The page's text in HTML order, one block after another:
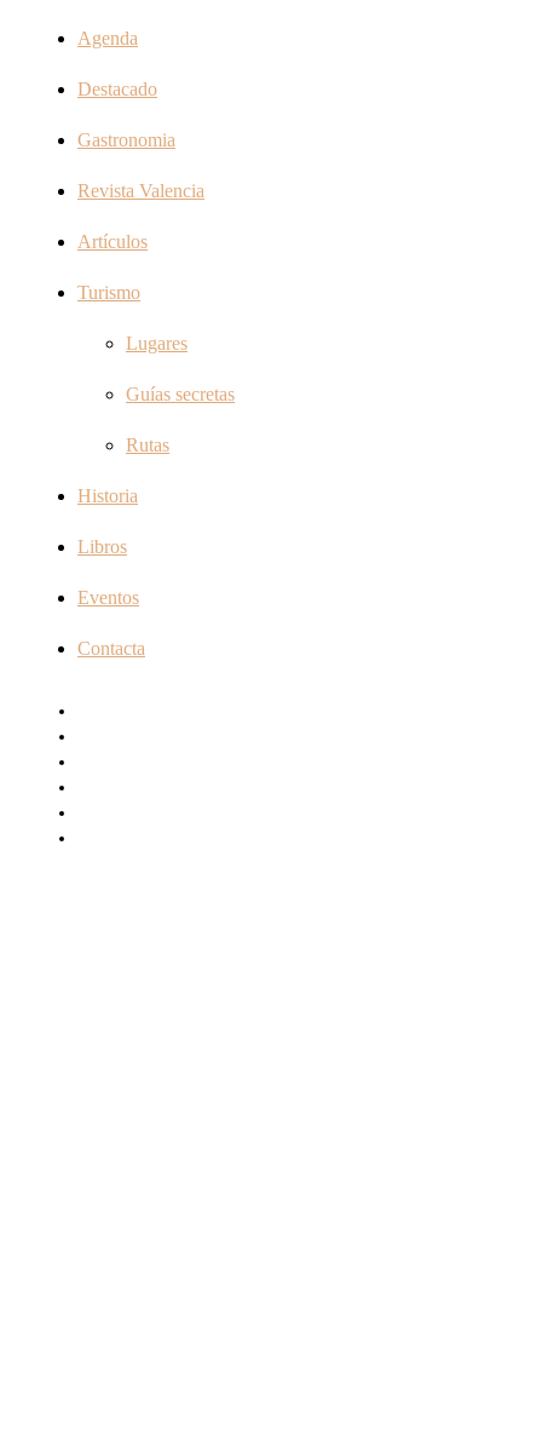
Agenda
Destacado
Gastronomia
Revista Valencia
Artículos
Turismo
Lugares
Guías secretas
Rutas
Historia
Libros
Eventos
Contacta